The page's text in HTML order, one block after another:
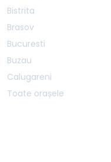
Bistrita
Brasov
Bucuresti
Buzau
Calugareni
Toate orașele